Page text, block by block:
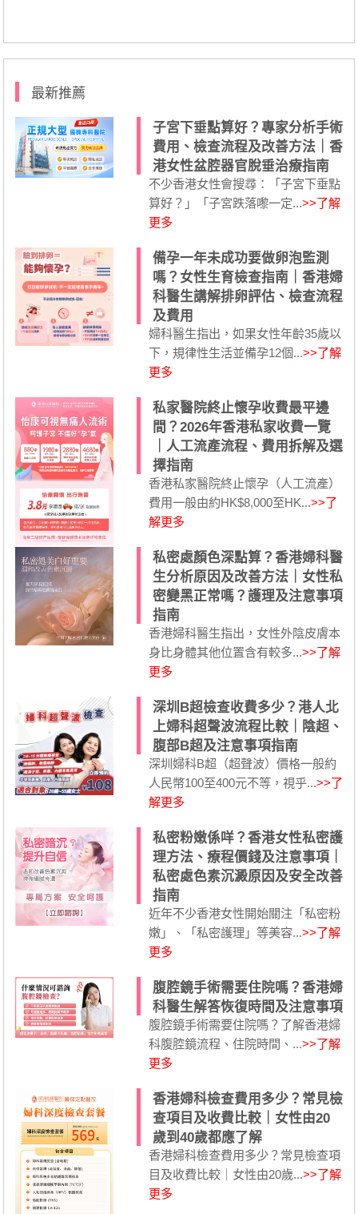
最新推薦
子宮下垂點算好？專家分析手術
費用、檢查流程及改善方法｜香
港女性盆腔器官脫垂治療指南
不少香港女性會搜尋：「子宮下垂點
算好？」「子宮跌落嚟一定...>>了解
更多
備孕一年未成功要做卵泡監測
嗎？女性生育檢查指南｜香港婦
科醫生講解排卵評估、檢查流程
及費用
婦科醫生指出，如果女性年齡35歲以
下，規律性生活並備孕12個...>>了解
更多
私家醫院終止懷孕收費最平邊
間？2026年香港私家收費一覽
｜人工流產流程、費用拆解及選
擇指南
香港私家醫院終止懷孕（人工流產）
費用一般由約HK$8,000至HK...>>了
解更多
私密處顏色深點算？香港婦科醫
生分析原因及改善方法｜女性私
密變黑正常嗎？護理及注意事項
指南
香港婦科醫生指出，女性外陰皮膚本
身比身體其他位置含有較多...>>了解
更多
深圳B超檢查收費多少？港人北
上婦科超聲波流程比較｜陰超、
腹部B超及注意事項指南
深圳婦科B超（超聲波）價格一般約
人民幣100至400元不等，視乎...>>了
解更多
私密粉嫩係咩？香港女性私密護
理方法、療程價錢及注意事項｜
私密處色素沉澱原因及安全改善
指南
近年不少香港女性開始關注「私密粉
嫩」、「私密護理」等美容...>>了解
更多
腹腔鏡手術需要住院嗎？香港婦
科醫生解答恢復時間及注意事項
腹腔鏡手術需要住院嗎？了解香港婦
科腹腔鏡流程、住院時間、...>>了解
更多
香港婦科檢查費用多少？常見檢
查項目及收費比較｜女性由20
歲到40歲都應了解
香港婦科檢查費用多少？常見檢查項
目及收費比較｜女性由20歲...>>了解
更多